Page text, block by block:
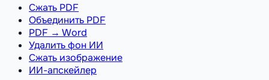
Сжать PDF
Объединить PDF
PDF → Word
Удалить фон ИИ
Сжать изображение
ИИ-апскейлер